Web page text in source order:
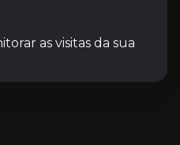
as visitas da sua